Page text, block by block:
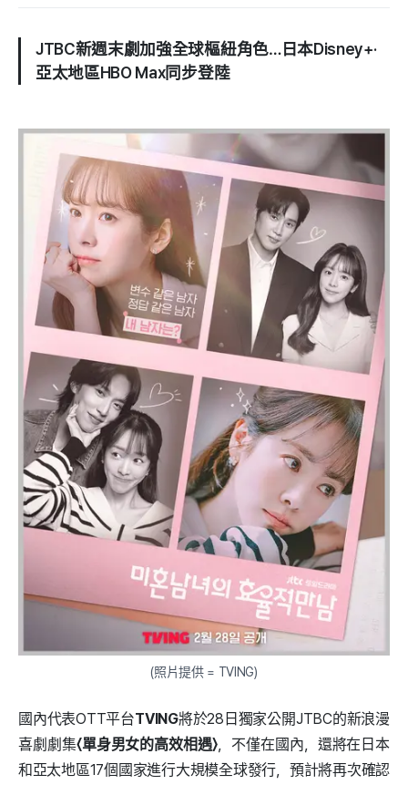
JTBC新週末劇加強全球樞紐角色…日本Disney+·
亞太地區HBO Max同步登陸
(照片提供 = TVING)
國內代表OTT平台TVING將於28日獨家公開JTBC的新浪漫
喜劇劇集〈單身男女的高效相遇〉 ，不僅在國內，還將在日本
和亞太地區17個國家進行大規模全球發行，預計將再次確認